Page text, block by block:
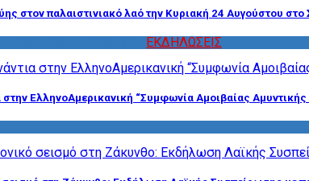
στον παλαιστινιακό λαό την Κυριακή 24 Αυγούστου
ΕΚΔΗΛΩΣΕΙΣ
ΕλληνοΑμερικανική “Συμφωνία Αμοιβαίας Αμυντικής